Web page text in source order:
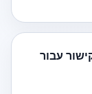
עבור